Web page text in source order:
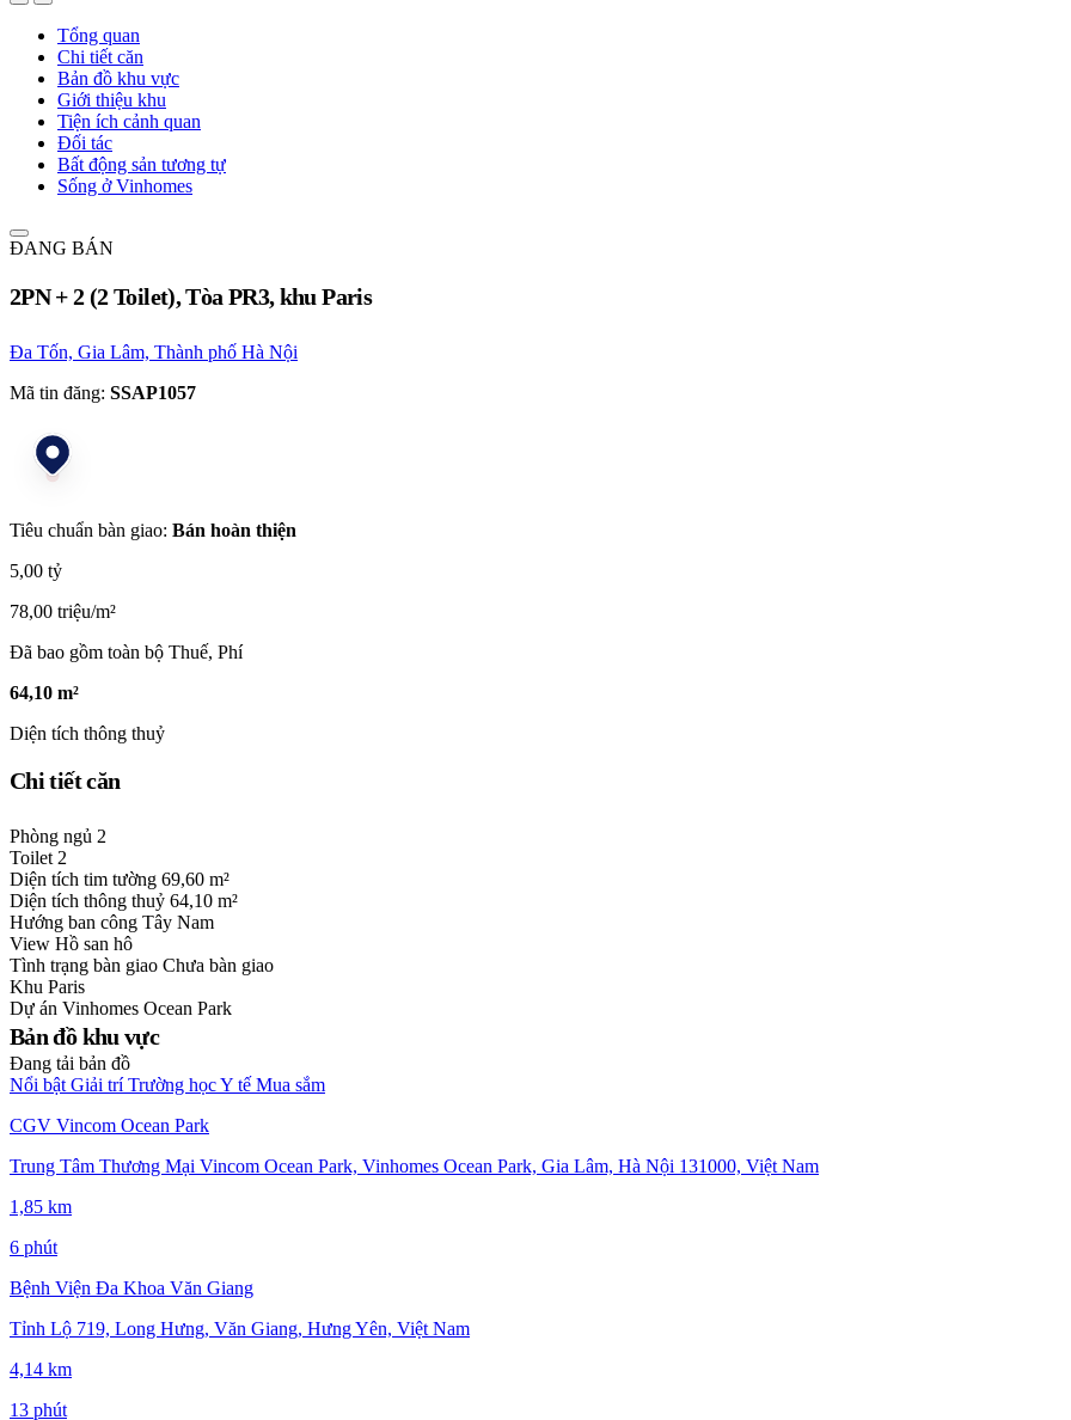
Tổng quan
Chi tiết căn
Bản đồ khu vực
Giới thiệu khu
Tiện ích cảnh quan
Đối tác
Bất động sản tương tự
Sống ở Vinhomes
ĐANG BÁN
2PN + 2 (2 Toilet), Tòa PR3, khu Paris
Đa Tốn, Gia Lâm, Thành phố Hà Nội
Mã tin đăng: SSAP1057
Tiêu chuẩn bàn giao: Bán hoàn thiện
5,00 tỷ
78,00 triệu/m²
Đã bao gồm toàn bộ Thuế, Phí
64,10 m²
Diện tích thông thuỷ
Chi tiết căn
Phòng ngủ 2
Toilet 2
Diện tích tim tường 69,60 m²
Diện tích thông thuỷ 64,10 m²
Hướng ban công Tây Nam
View Hồ san hô
Tình trạng bàn giao Chưa bàn giao
Khu Paris
Dự án Vinhomes Ocean Park
Bản đồ khu vực
Đang tải bản đồ
Nổi bật Giải trí Trường họcY tế Mua sắm
CGV Vincom Ocean Park
Trung Tâm Thương Mại Vincom Ocean Park, Vinhomes Ocean Park, Gia Lâm, Hà Nội 131000, Việt Nam
1,85 km
6 phút
Bệnh Viện Đa Khoa Văn Giang
Tỉnh Lộ 719, Long Hưng, Văn Giang, Hưng Yên, Việt Nam
4,14 km
13 phút